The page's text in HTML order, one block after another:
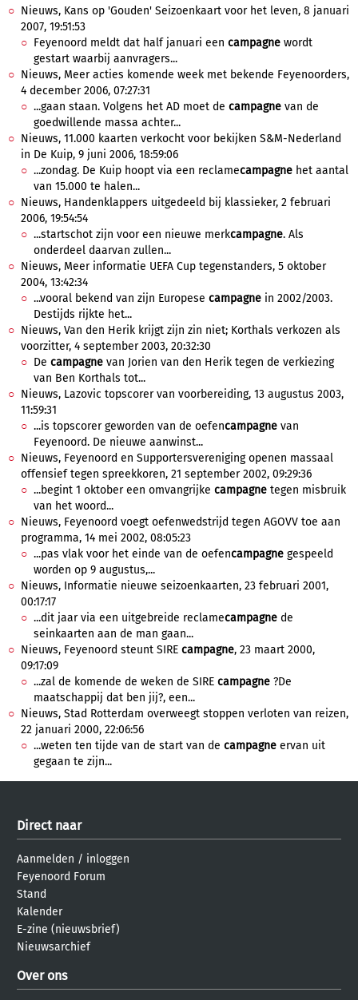
Nieuws, Kans op 'Gouden' Seizoenkaart voor het leven, 8 januari
2007, 19:51:53
Feyenoord meldt dat half januari een campagne wordt
gestart waarbij aanvragers...
Nieuws, Meer acties komende week met bekende Feyenoorders,
4 december 2006, 07:27:31
...gaan staan. Volgens het AD moet de campagne van de
goedwillende massa achter...
Nieuws, 11.000 kaarten verkocht voor bekijken S&M-Nederland
in De Kuip, 9 juni 2006, 18:59:06
...zondag. De Kuip hoopt via een reclamecampagne het aantal
van 15.000 te halen...
Nieuws, Handenklappers uitgedeeld bij klassieker, 2 februari
2006, 19:54:54
...startschot zijn voor een nieuwe merkcampagne. Als
onderdeel daarvan zullen...
Nieuws, Meer informatie UEFA Cup tegenstanders, 5 oktober
2004, 13:42:34
...vooral bekend van zijn Europese campagne in 2002/2003.
Destijds rijkte het...
Nieuws, Van den Herik krijgt zijn zin niet; Korthals verkozen als
voorzitter, 4 september 2003, 20:32:30
De campagne van Jorien van den Herik tegen de verkiezing
van Ben Korthals tot...
Nieuws, Lazovic topscorer van voorbereiding, 13 augustus 2003,
11:59:31
...is topscorer geworden van de oefencampagne van
Feyenoord. De nieuwe aanwinst...
Nieuws, Feyenoord en Supportersvereniging openen massaal
offensief tegen spreekkoren, 21 september 2002, 09:29:36
...begint 1 oktober een omvangrijke campagne tegen misbruik
van het woord...
Nieuws, Feyenoord voegt oefenwedstrijd tegen AGOVV toe aan
programma, 14 mei 2002, 08:05:23
...pas vlak voor het einde van de oefencampagne gespeeld
worden op 9 augustus,...
Nieuws, Informatie nieuwe seizoenkaarten, 23 februari 2001,
00:17:17
...dit jaar via een uitgebreide reclamecampagne de
seinkaarten aan de man gaan...
Nieuws, Feyenoord steunt SIRE campagne, 23 maart 2000,
09:17:09
...zal de komende de weken de SIRE campagne ?De
maatschappij dat ben jij?, een...
Nieuws, Stad Rotterdam overweegt stoppen verloten van reizen,
22 januari 2000, 22:06:56
...weten ten tijde van de start van de campagne ervan uit
gegaan te zijn...
Direct naar
Aanmelden / inloggen
Feyenoord Forum
Stand
Kalender
E-zine (nieuwsbrief)
Nieuwsarchief
Over ons